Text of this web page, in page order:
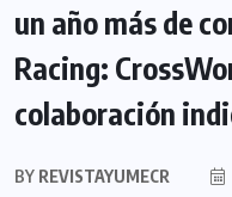
un año más de
Racing:
colaboración
BY REVISTAYUMECR